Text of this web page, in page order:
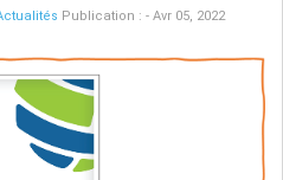
Publication : - Avr 05, 2022